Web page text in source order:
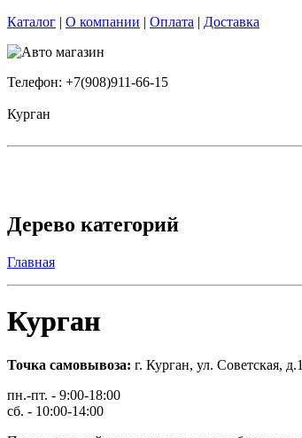
Каталог | О компании | Оплата | Доставка
Телефон: +7(908)911-66-15
Курган
Дерево категорий
Главная
Курган
Точка самовывоза: г. Курган, ул. Советская,
пн.-пт. - 9:00-18:00
сб. - 10:00-14:00